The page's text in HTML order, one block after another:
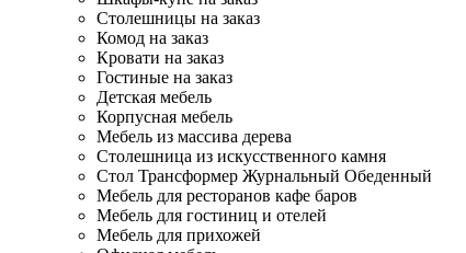
Столешницы на заказ
Комод на заказ
Кровати на заказ
Гостиные на заказ
Детская мебель
Корпусная мебель
Мебель из массива дерева
Столешница из искусственного камня
Стол Трансформер Журнальный Обеденный
Мебель для ресторанов кафе баров
Мебель для гостиниц и отелей
Мебель для прихожей